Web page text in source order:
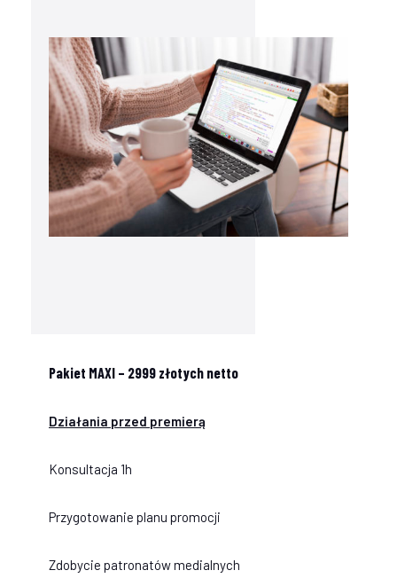
Pakiet MAXI – 2999 złotych netto
Działania przed premierą
Konsultacja 1h
Przygotowanie planu promocji
Zdobycie patronatów medialnych